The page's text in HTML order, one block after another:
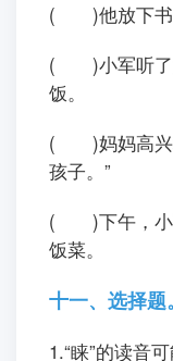
( )他放下书
( )小军听了
饭。
( )妈妈高兴
孩子。”
( )下午，小
饭菜。
十一、选择
1.“睐”的读